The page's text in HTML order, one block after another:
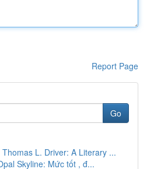
Report Page
Go
L. Driver: A Literary ...
Skyline: Mức tốt , đ...